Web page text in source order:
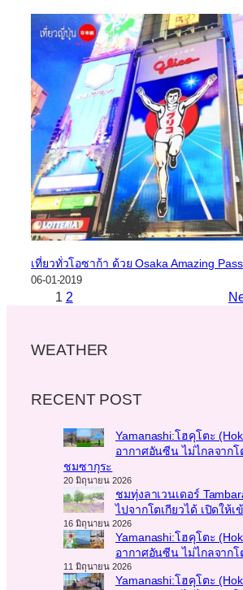
เที่ยวทั่วโอซาก้า ด้วย Osaka Amazing
06-01-2019
1 2
WEATHER
RECENT POST
Yamanashi:โฮคุโตะ
อากาศอันซีน ไม่ไกลจากโ
ชมซากุระ
20 มิถุนายน 2026
ชมทุ่งลาเวนเดอร์
ไปจากโตเกียวได้ เปิดให้เ
16 มิถุนายน 2026
Yamanashi:โฮคุโตะ
อากาศอันซีน ไม่ไกลจากโ
11 มิถุนายน 2026
Yamanashi:โฮคุโตะ